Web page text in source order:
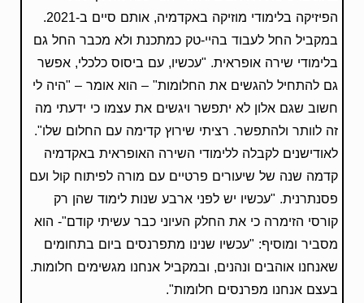
הפיזיקה בלימודי מוזיקה באקדמיה, אותם סיים ב-2021.
במקביל החל לעבוד בהיי-טק כמתכנת ולא מכבר החל גם
בלימודי שירה אופראית. "עכשיו, עם ביסוס כלכלי, אפשר
גם להתחיל להגשים את החלומות" – הוא אומר – "היה לי
חשוב שגם אלון לא יתפשר ויגשים את עצמו כי ידעתי מה
זה לוותר ולהתפשר. רציתי שירוץ קדימה עם החלום שלו".
לאודישנים לקבלה ללימודי השירה האופראית באקדמיה
קדמה שנה של שיעורים פרטיים עם מורה לפיתוח קול ועם
פסנתרנית. "עכשיו יש לפני ארבע שנות לימוד שהן רק
קורסי הזימרה כי את החלק העיוני כבר עשיתי קודם"- הוא
מסביר ומוסיף: "עכשיו שנינו מתפרנסים ביום בתחומים
שאנחנו אוהבים ונהנים, ובמקביל אנחנו מגשימים חלומות.
בעצם אנחנו מפרנסים חלומות".